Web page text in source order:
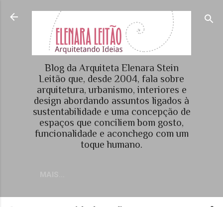
Pular para o conteúdo principal
Blog da Arquiteta Elenara Stein
Leitão que, desde 2004, fala sobre
arquitetura, urbanismo, interiores e
design abordando assuntos ligados à
sustentabilidade e uma concepção de
espaços que conciliem bom gosto,
funcionalidade e aconchego com um
toque humano.